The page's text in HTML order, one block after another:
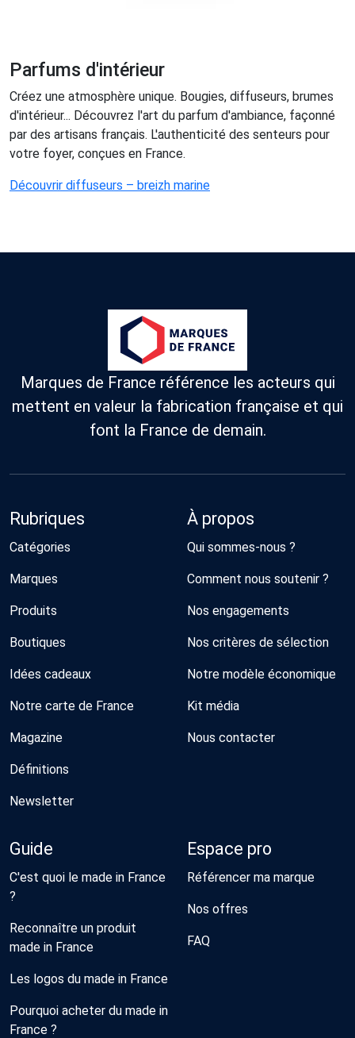
Parfums d'intérieur
Créez une atmosphère unique. Bougies, diffuseurs, brumes
d'intérieur... Découvrez l'art du parfum d'ambiance, façonné
par des artisans français. L'authenticité des senteurs pour
votre foyer, conçues en France.
Découvrir diffuseurs – breizh marine
Marques de France référence les acteurs qui
mettent en valeur la fabrication française et qui
font la France de demain.
Rubriques
Catégories
Marques
Produits
Boutiques
Idées cadeaux
Notre carte de France
Magazine
Définitions
Newsletter
À propos
Qui sommes-nous ?
Comment nous soutenir ?
Nos engagements
Nos critères de sélection
Notre modèle économique
Kit média
Nous contacter
Guide
C'est quoi le made in France
?
Reconnaître un produit
made in France
Les logos du made in France
Pourquoi acheter du made in
France ?
Espace pro
Référencer ma marque
Nos offres
FAQ